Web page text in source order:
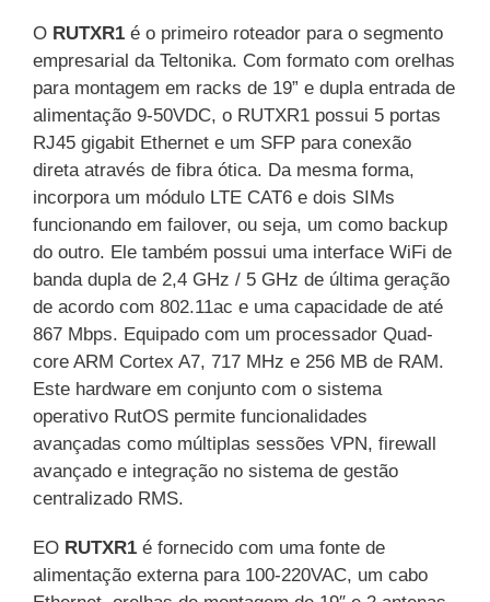
O RUTXR1 é o primeiro roteador para o segmento
empresarial da Teltonika. Com formato com orelhas
para montagem em racks de 19” e dupla entrada de
alimentação 9-50VDC, o RUTXR1 possui 5 portas
RJ45 gigabit Ethernet e um SFP para conexão
direta através de fibra ótica. Da mesma forma,
incorpora um módulo LTE CAT6 e dois SIMs
funcionando em failover, ou seja, um como backup
do outro. Ele também possui uma interface WiFi de
banda dupla de 2,4 GHz / 5 GHz de última geração
de acordo com 802.11ac e uma capacidade de até
867 Mbps. Equipado com um processador Quad-
core ARM Cortex A7, 717 MHz e 256 MB de RAM.
Este hardware em conjunto com o sistema
operativo RutOS permite funcionalidades
avançadas como múltiplas sessões VPN, firewall
avançado e integração no sistema de gestão
centralizado RMS.
EO RUTXR1 é fornecido com uma fonte de
alimentação externa para 100-220VAC, um cabo